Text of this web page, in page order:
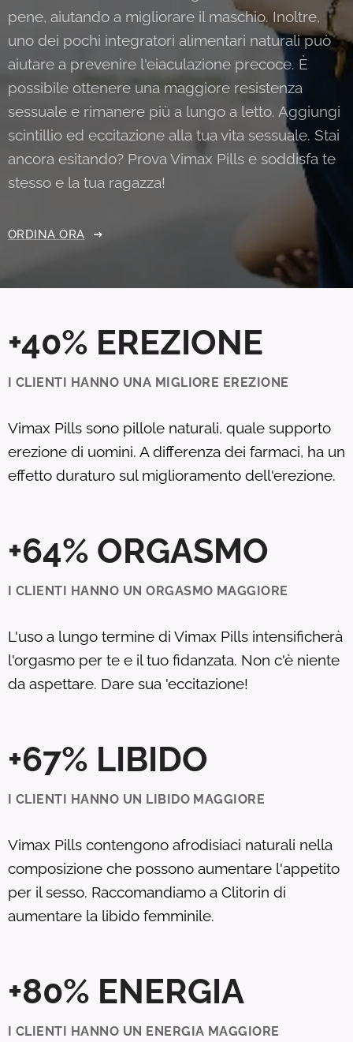
pene, aiutando a migliorare il maschio. Inoltre,
uno dei pochi integratori alimentari naturali può
aiutare a prevenire l'eiaculazione precoce. È
possibile ottenere una maggiore resistenza
sessuale e rimanere più a lungo a letto. Aggiungi
scintillio ed eccitazione alla tua vita sessuale. Stai
ancora esitando? Prova Vimax Pills e soddisfa te
stesso e la tua ragazza!
ORDINA ORA
+40% EREZIONE
I CLIENTI HANNO UNA MIGLIORE EREZIONE
Vimax Pills sono pillole naturali, quale supporto
erezione di uomini. A differenza dei farmaci, ha un
effetto duraturo sul miglioramento dell'erezione.
+64% ORGASMO
I CLIENTI HANNO UN ORGASMO MAGGIORE
L'uso a lungo termine di Vimax Pills intensificherà
l'orgasmo per te e il tuo fidanzata. Non c'è niente
da aspettare. Dare sua 'eccitazione!
+67% LIBIDO
I CLIENTI HANNO UN LIBIDO MAGGIORE
Vimax Pills contengono afrodisiaci naturali nella
composizione che possono aumentare l'appetito
per il sesso. Raccomandiamo a Clitorin di
aumentare la libido femminile.
+80% ENERGIA
I CLIENTI HANNO UN ENERGIA MAGGIORE